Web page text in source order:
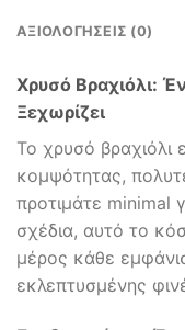
ΑΞΙΟΛΟΓΉΣΕΙΣ (0)
Χρυσό Βραχιόλι:
Ξεχωρίζει
Το χρυσό βραχιόλι
κομψότητας,
προτιμάτε minimal
σχέδια, αυτό το
μέρος κάθε
εκλεπτυσμένης